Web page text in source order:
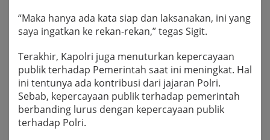
“Maka hanya ada kata siap dan laksanakan, ini yang
saya ingatkan ke rekan-rekan,” tegas Sigit.
Terakhir, Kapolri juga menuturkan kepercayaan
publik terhadap Pemerintah saat ini meningkat. Hal
ini tentunya ada kontribusi dari jajaran Polri.
Sebab, kepercayaan publik terhadap pemerintah
berbanding lurus dengan kepercayaan publik
terhadap Polri.